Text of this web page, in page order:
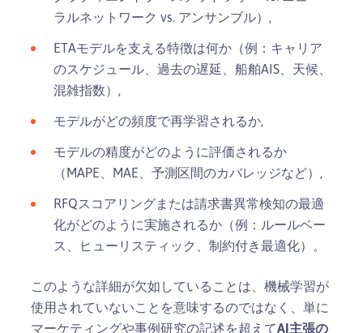
ラルネットワーク vs. アンサンブル）,
ETAモデルを支える特徴は何か（例：キャリア
のスケジュール、過去の遅延、船舶AIS、天候、
混雑指数）,
モデルがどの頻度で再学習されるか,
モデルの精度がどのように評価されるか
（MAPE、MAE、予測区間のカバレッジなど）,
RFQスコアリングまたは請求書異常検知の最適
化がどのように実施されるか（例：ルールベー
ス、ヒューリスティック、制約付き最適化）。
このような詳細が欠如していることは、機械学習が
使用されていないことを意味するのではなく、単に
マーケティングや事例研究の記述を超えてAI主張の